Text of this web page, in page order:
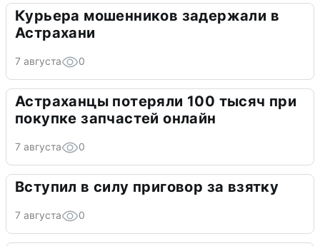
Курьера мошенников задержали в
Астрахани
7 августа 0
Астраханцы потеряли 100 тысяч при
покупке запчастей онлайн
7 августа 0
Вступил в силу приговор за взятку
7 августа 0